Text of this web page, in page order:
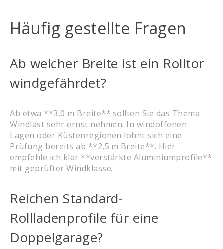
Häufig gestellte Fragen
Ab welcher Breite ist ein Rolltor
windgefährdet?
Ab etwa **3,0 m Breite** sollten Sie das Thema
Windlast sehr ernst nehmen. In windoffenen
Lagen oder Küstenregionen lohnt sich eine
Prüfung bereits ab **2,5 m Breite**. Hier
empfehle ich klar **verstärkte Aluminiumprofile**
mit geprüfter Windklasse.
Reichen Standard-
Rollladenprofile für eine
Doppelgarage?